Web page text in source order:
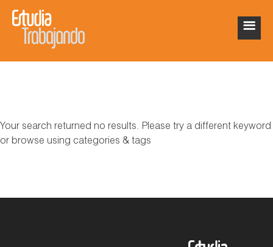
Your search returned no results. Please try a different keyword
or browse using categories & tags